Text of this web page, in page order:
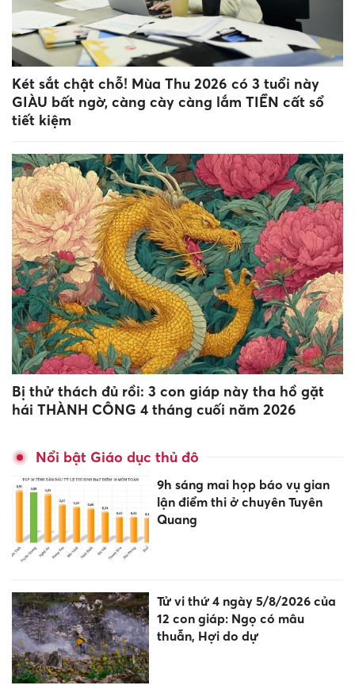
Két sắt chật chỗ! Mùa Thu 2026 có 3 tuổi này
GIÀU bất ngờ, càng cày càng lắm TIỀN cất sổ
tiết kiệm
Bị thử thách đủ rồi: 3 con giáp này tha hồ gặt
hái THÀNH CÔNG 4 tháng cuối năm 2026
Nổi bật Giáo dục thủ đô
9h sáng mai họp báo vụ gian
lận điểm thi ở chuyên Tuyên
Quang
Tử vi thứ 4 ngày 5/8/2026 của
12 con giáp: Ngọ có mâu
thuẫn, Hợi do dự